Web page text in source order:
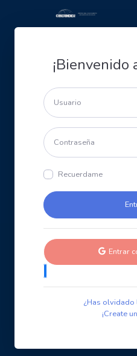
¡Bienvenido
Recuerdame
Entrar
¿Has olvidado
¡Create